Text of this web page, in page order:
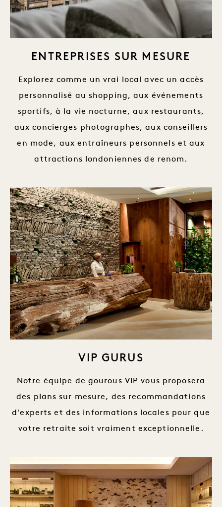
ENTREPRISES SUR MESURE
Explorez comme un vrai local avec un accès
personnalisé au shopping, aux événements
sportifs, à la vie nocturne, aux restaurants,
aux concierges photographes, aux conseillers
en mode, aux entraîneurs personnels et aux
attractions londoniennes de renom.
VIP GURUS
Notre équipe de gourous VIP vous proposera
des plans sur mesure, des recommandations
d'experts et des informations locales pour que
votre retraite soit vraiment exceptionnelle.